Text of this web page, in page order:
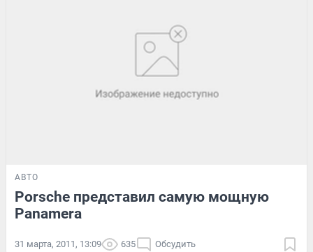
АВТО
Porsche представил самую мощную
Panamera
31 марта, 2011, 13:09 635 Обсудить